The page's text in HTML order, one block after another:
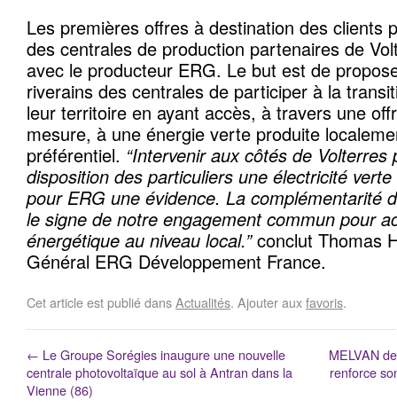
Les premières offres à destination des clients
des centrales de production partenaires de
avec le producteur ERG. Le but est de
riverains des centrales de participer à la
leur territoire en ayant accès, à travers une
mesure, à une énergie verte produite
préférentiel. “Intervenir aux côtés de
disposition des particuliers une électricité
pour ERG une évidence. La complémentarité
le signe de notre engagement commun pour
énergétique au niveau local.”conclut Thomas
Général ERG Développement France.
Cet article est publié dansActualités. Ajouter auxfavoris.
← Le Groupe Sorégies inaugure une nouvelle
centrale photovoltaïque au sol à Antran dans la
Vienne (86)
MELVAN
renforce